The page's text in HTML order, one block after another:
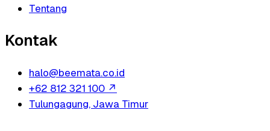
Tentang
Kontak
halo@beemata.co.id
+62 812 321 100 ↗
Tulungagung, Jawa Timur